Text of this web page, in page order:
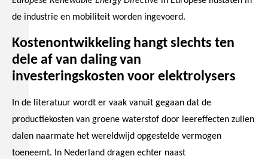
de industrie en mobiliteit worden ingevoerd.
Kostenontwikkeling hangt slechts ten
dele af van daling van
investeringskosten voor elektrolysers
In de literatuur wordt er vaak vanuit gegaan dat de
productiekosten van groene waterstof door leereffecten zullen
dalen naarmate het wereldwijd opgestelde vermogen
toeneemt. In Nederland dragen echter naast